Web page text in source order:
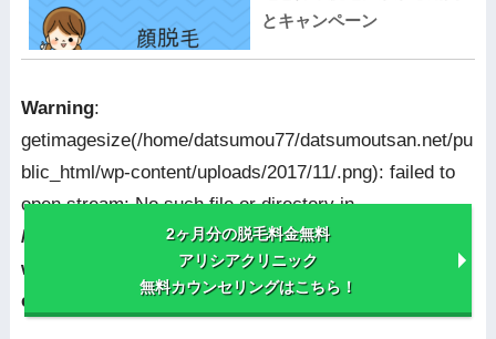
とキャンペーン
Warning:
getimagesize(/home/datsumou77/datsumoutsan.net/pu
blic_html/wp-content/uploads/2017/11/.png): failed to
open stream: No such file or directory in
/home/datsumou77/datsumoutsan.net/public_html/
wp-content/plugins/same-category-posts/same-
category-posts.php on line166
2ヶ月分の脱毛料金無料
アリシアクリニック
無料カウンセリングはこちら！